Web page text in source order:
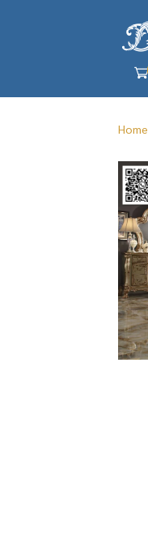
Home